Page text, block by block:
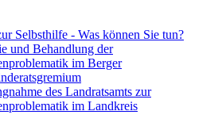
Selbsthilfe - Was können Sie tun?
und Behandlung der
im Berger
des Landratsamts zur
im Landkreis